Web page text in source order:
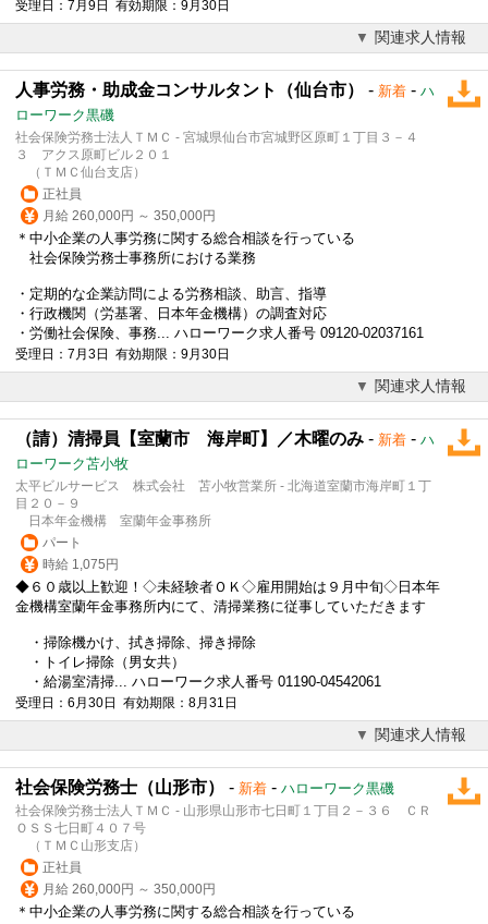
受理日：7月9日 有効期限：9月30日
関連求人情報
人事労務・助成金コンサルタント（仙台市） - 新着 - ハ
ローワーク黒磯
社会保険労務士法人ＴＭＣ - 宮城県仙台市宮城野区原町１丁目３－４
３ アクス原町ビル２０１
（ＴＭＣ仙台支店）
正社員
月給 260,000円 ～ 350,000円
＊中小企業の人事労務に関する総合相談を行っている
社会保険労務士事務所における業務
・定期的な企業訪問による労務相談、助言、指導
・行政機関（労基署、
日本年金機構）の調査対応
・労働社会保険、事務... ハローワーク求人番号 09120-02037161
受理日：7月3日 有効期限：9月30日
関連求人情報
（請）清掃員【室蘭市 海岸町】／木曜のみ - 新着 - ハ
ローワーク苫小牧
太平ビルサービス 株式会社 苫小牧営業所 - 北海道室蘭市海岸町１丁
目２０－９
日本年金機構 室蘭年金事務所
パート
時給 1,075円
◆６０歳以上歓迎！◇未経験者ＯＫ◇雇用開始は９月中旬◇日本年
金機構室蘭年金事務所内にて、清掃業務に従事していただきます
・掃除機かけ、拭き掃除、掃き掃除
・トイレ掃除（男女共）
・給湯室清掃... ハローワーク求人番号 01190-04542061
受理日：6月30日 有効期限：8月31日
関連求人情報
社会保険労務士（山形市） - 新着 - ハローワーク黒磯
社会保険労務士法人ＴＭＣ - 山形県山形市七日町１丁目２－３６ ＣＲ
ＯＳＳ七日町４０７号
（ＴＭＣ山形支店）
正社員
月給 260,000円 ～ 350,000円
＊中小企業の人事労務に関する総合相談を行っている